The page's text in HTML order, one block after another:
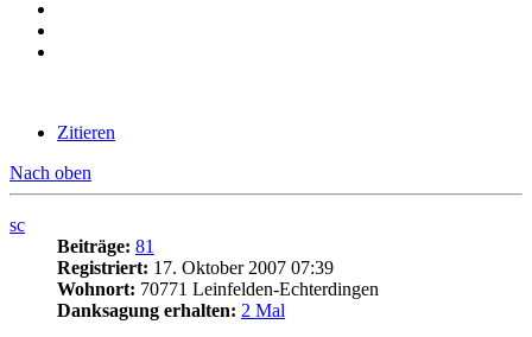
Zitieren
Nach oben
sc
Beiträge: 81
Registriert: 17. Oktober 2007 07:39
Wohnort: 70771 Leinfelden-Echterdingen
Danksagung erhalten: 2 Mal